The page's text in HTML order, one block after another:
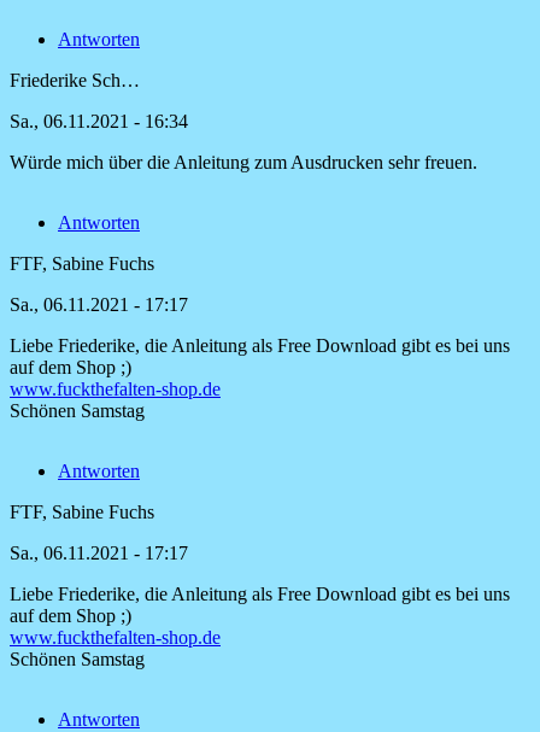
von
Antworten
Friederike Sch…
Sa., 06.11.2021 - 16:34
Bitte
für
von
Würde mich über die Anleitung zum Ausdrucken sehr freuen.
Antworten
FTF, Sabine Fuchs
Sa., 06.11.2021 - 17:17
Antwort
auf
Würde
von
Sch…
Liebe Friederike, die Anleitung als Free Download gibt es bei uns
auf dem Shop ;)
www.fuckthefalten-shop.de
Schönen Samstag
Antworten
FTF, Sabine Fuchs
Sa., 06.11.2021 - 17:17
Antwort
auf
Würde
Liebe Friederike, die Anleitung als Free Download gibt es bei uns
auf dem Shop ;)
www.fuckthefalten-shop.de
Schönen Samstag
Antworten